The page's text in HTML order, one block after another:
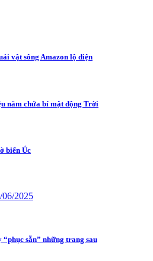
vật sông Amazon lộ diện
năm chứa bí mật động Trời
biển Úc
2025
sẵn” những trang sau